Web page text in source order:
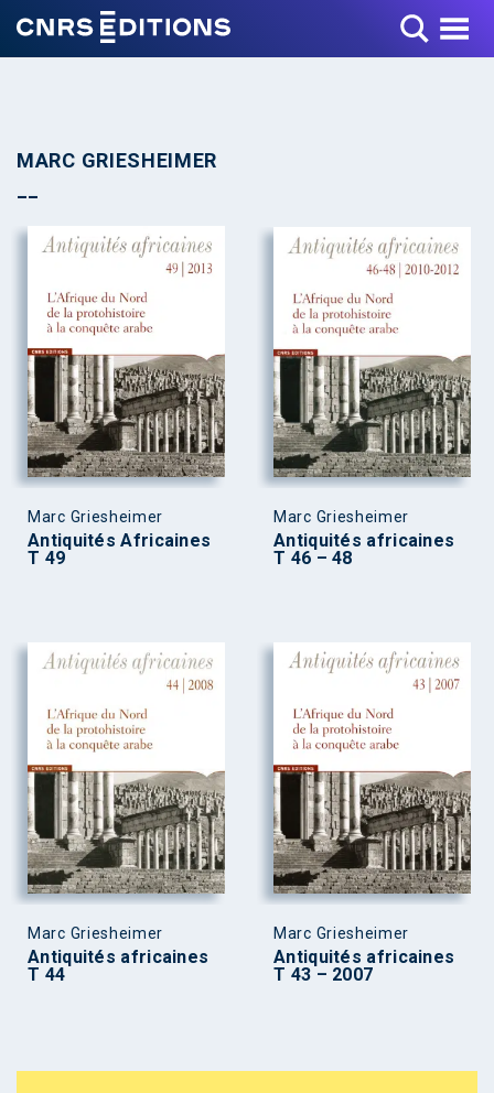
Toggle Menu
MARC GRIESHEIMER
Marc Griesheimer
Antiquités Africaines
T 49
Marc Griesheimer
Antiquités africaines
T 46 – 48
Marc Griesheimer
Antiquités africaines
T 44
Marc Griesheimer
Antiquités africaines
T 43 – 2007